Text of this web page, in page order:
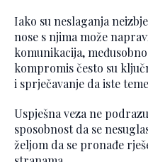
Iako su neslaganja
nose s njima može
komunikacija,
kompromis često su
i sprječavanje da iste
Uspješna veza ne
sposobnost da se
željom da se pronađe